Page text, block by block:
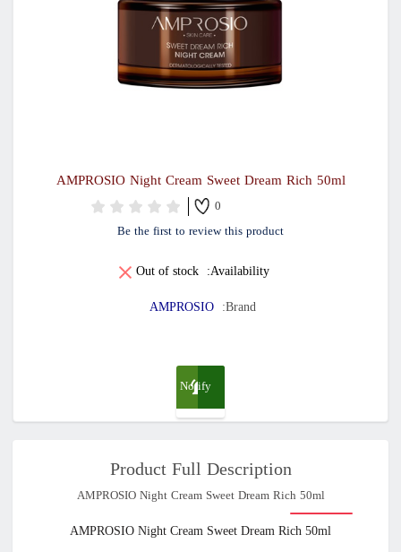
AMPROSIO Night Cream Sweet Dream Rich 50ml
0
Be the first to review this product
Availability:
Out of stock
Brand:
AMPROSIO
Notify
when
Product Full Description
AMPROSIO Night Cream Sweet Dream Rich 50ml
AMPROSIO Night Cream Sweet Dream Rich 50ml